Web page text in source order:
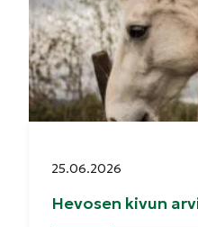
Hevosen kivun
Julkaistu:
25.06.2026